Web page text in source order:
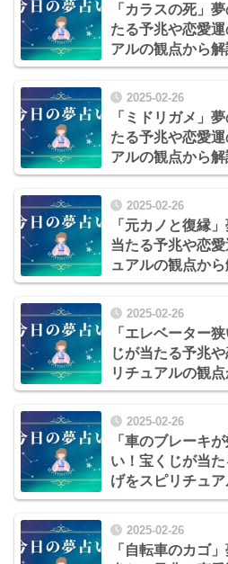
「カラスの死」
たる予兆や恋愛
アルの観点から解
2025-02-26
「ミドリガメ」
たる予兆や恋愛
アルの観点から解
2025-02-26
「元カノと復縁
当たる予兆や恋
ュアルの観点か
2025-02-26
「エレベーター
じが当たる予兆
リチュアルの観
2025-02-26
「車のブレーキ
い！宝くじが当
げをスピリチュ
2025-02-26
「自転車のカゴ